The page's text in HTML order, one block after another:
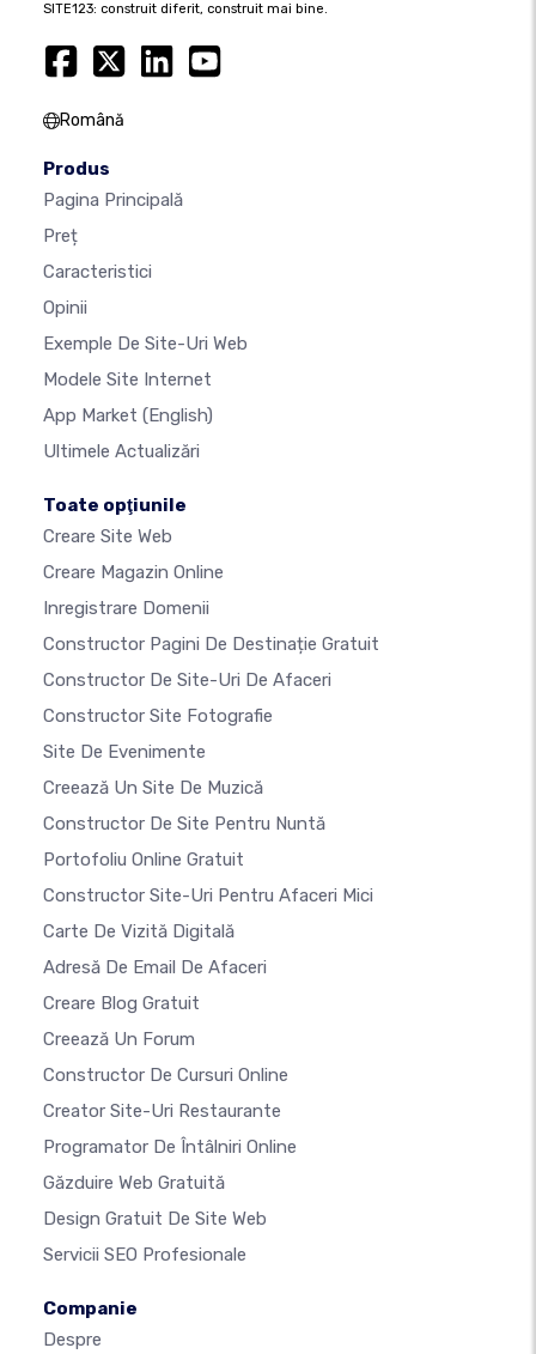
SITE123: construit diferit, construit mai bine.
Română
Produs
Pagina Principală
Preț
Caracteristici
Opinii
Exemple De Site-Uri Web
Modele Site Internet
App Market (English)
Ultimele Actualizări
Toate opţiunile
Creare Site Web
Creare Magazin Online
Inregistrare Domenii
Constructor Pagini De Destinație Gratuit
Constructor De Site-Uri De Afaceri
Constructor Site Fotografie
Site De Evenimente
Creează Un Site De Muzică
Constructor De Site Pentru Nuntă
Portofoliu Online Gratuit
Constructor Site-Uri Pentru Afaceri Mici
Carte De Vizită Digitală
Adresă De Email De Afaceri
Creare Blog Gratuit
Creează Un Forum
Constructor De Cursuri Online
Creator Site-Uri Restaurante
Programator De Întâlniri Online
Găzduire Web Gratuită
Design Gratuit De Site Web
Servicii SEO Profesionale
Companie
Despre